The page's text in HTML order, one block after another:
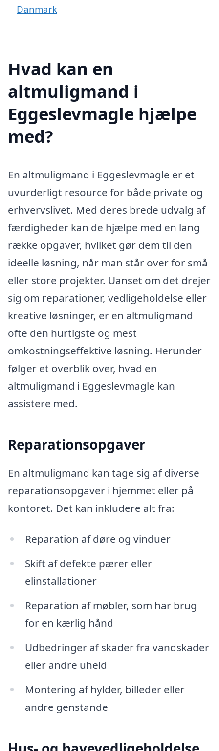
Danmark
Hvad kan en
altmuligmand i
Eggeslevmagle hjælpe
med?
En altmuligmand i Eggeslevmagle er et
uvurderligt resource for både private og
erhvervslivet. Med deres brede udvalg af
færdigheder kan de hjælpe med en lang
række opgaver, hvilket gør dem til den
ideelle løsning, når man står over for små
eller store projekter. Uanset om det drejer
sig om reparationer, vedligeholdelse eller
kreative løsninger, er en altmuligmand
ofte den hurtigste og mest
omkostningseffektive løsning. Herunder
følger et overblik over, hvad en
altmuligmand i Eggeslevmagle kan
assistere med.
Reparationsopgaver
En altmuligmand kan tage sig af diverse
reparationsopgaver i hjemmet eller på
kontoret. Det kan inkludere alt fra:
Reparation af døre og vinduer
Skift af defekte pærer eller
elinstallationer
Reparation af møbler, som har brug
for en kærlig hånd
Udbedringer af skader fra vandskader
eller andre uheld
Montering af hylder, billeder eller
andre genstande